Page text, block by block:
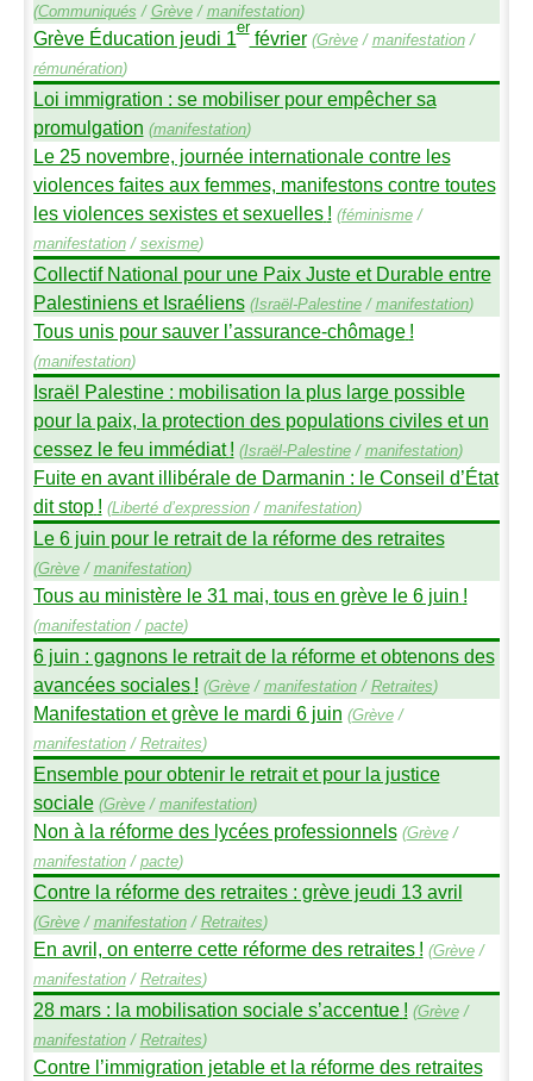
(Communiqués / Grève/ manifestation)
Grève Éducation jeudi 1erfévrier (Grève/ manifestation/
rémunération)
Loi immigration : se mobiliser pour empêcher sa
promulgation (manifestation)
Le 25 novembre, journée internationale contre les
violences faites aux femmes, manifestons contre toutes
les violences sexistes et sexuelles ! (féminisme/
manifestation/ sexisme)
Collectif National pour une Paix Juste et Durable entre
Palestiniens et Israéliens (Israël-Palestine/ manifestation)
Tous unis pour sauver l’assurance-chômage !
(manifestation)
Israël Palestine : mobilisation la plus large possible
pour la paix, la protection des populations civiles et un
cessez le feu immédiat ! (Israël-Palestine/ manifestation)
Fuite en avant illibérale de Darmanin : le Conseil d’État
dit stop ! (Liberté d’expression/ manifestation)
Le 6 juin pour le retrait de la réforme des retraites
(Grève/ manifestation)
Tous au ministère le 31 mai, tous en grève le 6 juin !
(manifestation/ pacte)
6 juin : gagnons le retrait de la réforme et obtenons des
avancées sociales ! (Grève/ manifestation/ Retraites)
Manifestation et grève le mardi 6 juin (Grève/
manifestation/ Retraites)
Ensemble pour obtenir le retrait et pour la justice
sociale (Grève/ manifestation)
Non à la réforme des lycées professionnels (Grève/
manifestation/ pacte)
Contre la réforme des retraites : grève jeudi 13 avril
(Grève/ manifestation/ Retraites)
En avril, on enterre cette réforme des retraites ! (Grève/
manifestation/ Retraites)
28 mars : la mobilisation sociale s’accentue ! (Grève/
manifestation/ Retraites)
Contre l’immigration jetable et la réforme des retraites